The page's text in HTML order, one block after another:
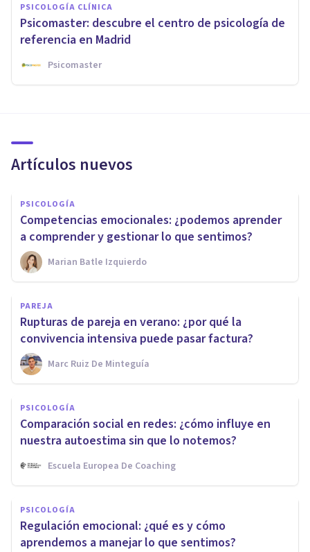
PSICOLOGÍA CLÍNICA
Psicomaster: descubre el centro de psicología de
referencia en Madrid
Psicomaster
Artículos nuevos
PSICOLOGÍA
Competencias emocionales: ¿podemos aprender
a comprender y gestionar lo que sentimos?
Marian Batle Izquierdo
PAREJA
Rupturas de pareja en verano: ¿por qué la
convivencia intensiva puede pasar factura?
Marc Ruiz De Minteguía
PSICOLOGÍA
Comparación social en redes: ¿cómo influye en
nuestra autoestima sin que lo notemos?
Escuela Europea De Coaching
PSICOLOGÍA
Regulación emocional: ¿qué es y cómo
aprendemos a manejar lo que sentimos?